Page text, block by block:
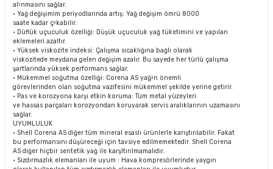
al›nmasını sağlar.
• Yağ değişimim periyodlarında artış: Yağ değişim ömrü 8000
saate kadar ç›kabilir.
• Düflük uçuculuk özelliği: Düşük uçuculuk yağ tüketimini ve yapılan
eklemeleri azaltır.
• Yüksek viskozite indeksi: Çalışma sıcaklığına bağlı olarak
viskozitede meydana gelen değişim azalır. Bu sayede her türlü çalışma
şartlarında yüksek performans sağlar.
• Mükemmel soğutma özelliği: Corena AS yağ›n önemli
görevlerinden olan soğutma vazifesini mükemmel şekilde yerine getirir.
• Pas ve korozyona karşı etkin koruma: Tüm metal yüzeyleri
ve hassas parçaları korozyondan koruyarak servis aralıklarının uzamasını
sağlar.
UYUMLULUK
• Shell Corena AS diğer tüm mineral esaslı ürünlerle karıştırılabilir. Fakat
bu performansını düşüreceği için tavsiye edilmemektedir. Shell Corena
AS diğer hiçbir sentetik yağ ile karşltırılmamalıdır.
• Sızdırmazlık elemanları ile uyum : Hava kompresörlerinde yaygın